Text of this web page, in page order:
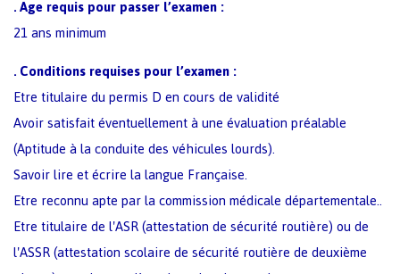
.Age requis pour passer l’examen :
21 ans minimum
.Conditions requises pour l’examen :
Etre titulaire du permis D en cours de validité
Avoir satisfait éventuellement à une évaluation préalable
(Aptitude à la conduite des véhicules lourds).
Savoir lire et écrire la langue Française.
Etre reconnu apte par la commission médicale départementale..
Etre titulaire de l'ASR (attestation de sécurité routière) ou de
l'ASSR (attestation scolaire de sécurité routière de deuxième